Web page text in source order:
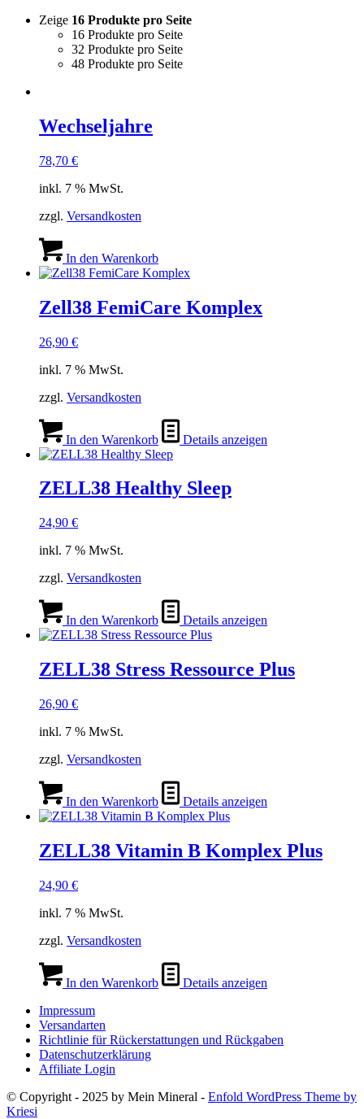
Zeige 16 Produkte pro Seite
16 Produkte pro Seite
32 Produkte pro Seite
48 Produkte pro Seite
Wechseljahre
78,70 €
inkl. 7 % MwSt.
zzgl. Versandkosten
In den Warenkorb
Zell38 FemiCare Komplex
26,90 €
inkl. 7 % MwSt.
zzgl. Versandkosten
In den Warenkorb Details anzeigen
ZELL38 Healthy Sleep
24,90 €
inkl. 7 % MwSt.
zzgl. Versandkosten
In den Warenkorb Details anzeigen
ZELL38 Stress Ressource Plus
26,90 €
inkl. 7 % MwSt.
zzgl. Versandkosten
In den Warenkorb Details anzeigen
ZELL38 Vitamin B Komplex Plus
24,90 €
inkl. 7 % MwSt.
zzgl. Versandkosten
In den Warenkorb
Details anzeigen
Impressum
Versandarten
Richtlinie für Rückerstattungen und Rückgaben
Datenschutzerklärung
Affiliate Login
© Copyright - 2025 by Mein Mineral - Enfold WordPress Theme by
Kriesi